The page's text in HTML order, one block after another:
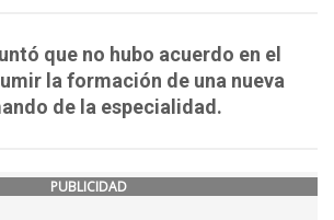
que no hubo acuerdo en el
la formación de una nueva
de la especialidad.
PUBLICIDAD